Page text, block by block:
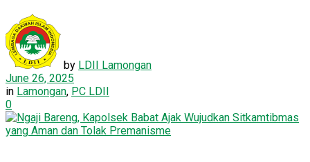
by LDII Lamongan
June 26, 2025
in Lamongan, PC LDII
0